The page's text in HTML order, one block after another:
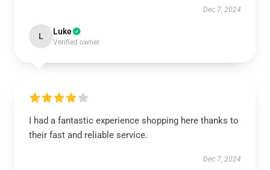
Dec 7, 2024
L Luke
Verified owner
I had a fantastic experience shopping here thanks to
their fast and reliable service.
Dec 7, 2024